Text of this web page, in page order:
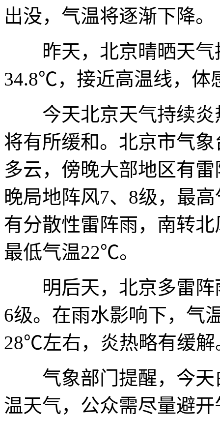
出没，气温将逐渐下降。
昨天，北京晴晒天气
34.8℃，接近高温线，体
今天北京天气持续炎
将有所缓和。北京市气
多云，傍晚大部地区有
晚局地阵风7、8级，最
有分散性雷阵雨，南转
最低气温22℃。
明后天，北京多雷阵
6级。在雨水影响下，气
28℃左右，炎热略有缓解
气象部门提醒，今天
温天气，公众需尽量避